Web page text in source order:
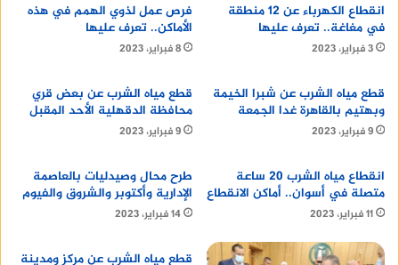
موعد له للالتحاق بإحدى وحدات القوات المسلحة.
الأوراق المطلوبة للتجنيد للابن
الوحيد 2024
انقطاع الكهرباء عن 12 منطقة
في مغاغة.. تعرف عليها
3 فبراير، 2023
فرص عمل لذوي الهمم في هذه
الأماكن.. تعرف عليها
8 فبراير، 2023
قطع مياه الشرب عن شبرا الخيمة
وبهتيم بالقاهرة غدا الجمعة
9 فبراير، 2023
قطع مياه الشرب عن بعض قري
محافظة الدقهلية الأحد المقبل
9 فبراير، 2023
انقطاع مياه الشرب 20 ساعة
متصلة في أسوان.. أماكن الانقطاع
11 فبراير، 2023
طرح محال وصيدليات بالعاصمة
الإدارية وأكتوبر والشروق والفيوم
14 فبراير، 2023
قطع مياه الشرب عن مركز ومدينة